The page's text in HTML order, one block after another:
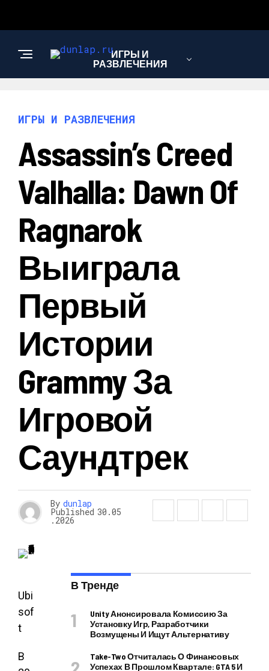
ИГРЫ И
РАЗВЛЕЧЕНИЯ
ИГРЫ И РАЗВЛЕЧЕНИЯ
Assassin’s Creed
Valhalla: Dawn Of
Ragnarok
Выиграла
Первый
Истории
Grammy За
Игровой
Саундтрек
By dunlap
Published 30.05
.2026
Ubi
sof
t
В
В Тренде
Unity Анонсировала Комиссию За
Установку Игр, Разработчики
Возмущены И Ищут Альтернативу
Take-Two Отчиталась О Финансовых
Успехах В Прошлом Квартале: GTA 5 И